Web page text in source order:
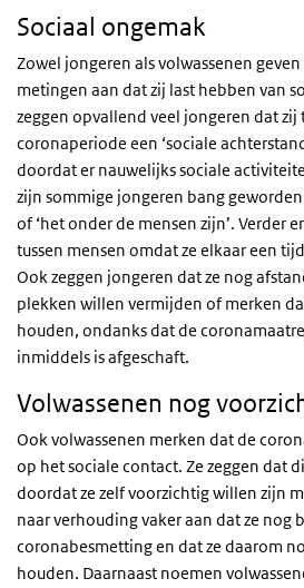
Sociaal ongemak
Zowel jongeren als volwassenen
metingen aan dat zij last hebben van
zeggen opvallend veel jongeren dat zij
coronaperiode een ‘sociale
doordat er nauwelijks sociale
zijn sommige jongeren bang
of ‘het onder de mensen zijn’. Verder
tussen mensen omdat ze elkaar een
Ook zeggen jongeren dat ze nog
plekken willen vermijden of merken
houden, ondanks dat de
inmiddels is afgeschaft.
Volwassenen nog
Ook volwassenen merken dat de
op het sociale contact. Ze zeggen dat
doordat ze zelf voorzichtig willen zijn
naar verhouding vaker aan dat ze nog
coronabesmetting en dat ze daarom
houden. Daarnaast noemen